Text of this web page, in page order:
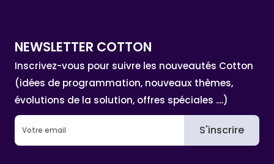
NEWSLETTER COTTON
Inscrivez-vous pour suivre les nouveautés Cotton
(idées de programmation, nouveaux thèmes,
évolutions de la solution, offres spéciales ....)
S'inscrire